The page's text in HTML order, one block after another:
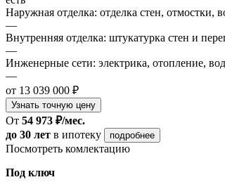
Наружная отделка: отделка стен, отмостки,
—
Внутренняя отделка: штукатурка стен и
—
Инженерные сети: электрика, отопление,
—
от 13 039 000 ₽
Узнать точную цену
От 54 973 ₽/мес.
до 30 лет в ипотеку подробнее
Посмотреть комлектацию
Под ключ